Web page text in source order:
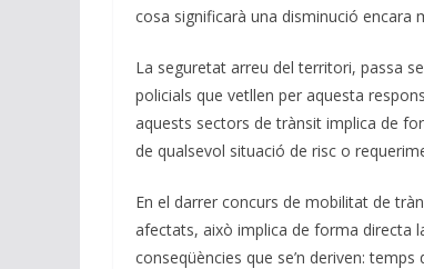
cosa significarà una disminució encara
La seguretat arreu del territori, passa
policials que vetllen per aquesta
aquests sectors de trànsit implica de
de qualsevol situació de risc o
En el darrer concurs de mobilitat de
afectats, això implica de forma directa
conseqüències que se’n deriven: